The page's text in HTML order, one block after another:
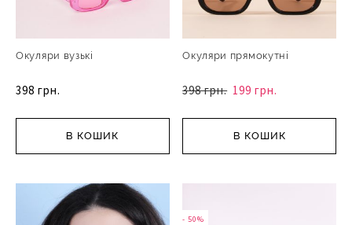
Окуляри вузькі
398 грн.
В КОШИК
Окуляри прямокутні
398 грн. 199 грн.
В КОШИК
- 50%